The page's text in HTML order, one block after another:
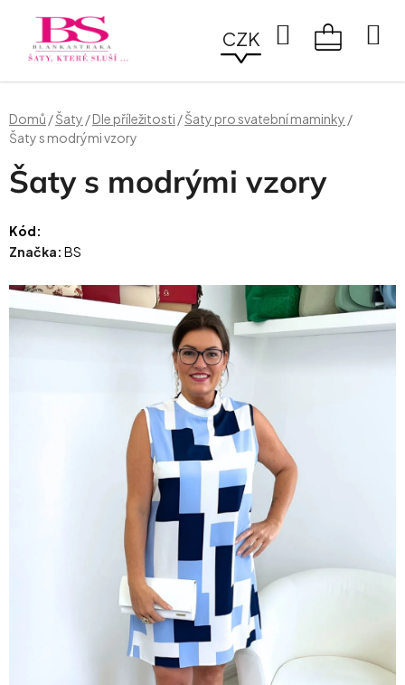
obsah
CZK
Hledat
Domů /Šaty /Dle příležitosti /Šaty pro svatební maminky /
Šaty s modrými vzory
Šaty s modrými vzory
Kód:
Značka: BS